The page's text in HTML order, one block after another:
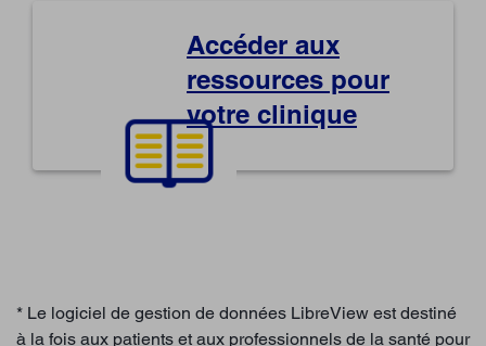
Accéder aux
ressources pour
votre clinique
* Le logiciel de gestion de données LibreView est destiné
à la fois aux patients et aux professionnels de la santé pour